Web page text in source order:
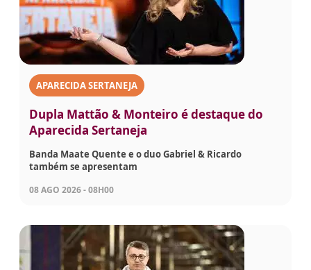
APARECIDA SERTANEJA
Dupla Mattão & Monteiro é destaque do
Aparecida Sertaneja
Banda Maate Quente e o duo Gabriel & Ricardo
também se apresentam
08 AGO 2026 - 08H00